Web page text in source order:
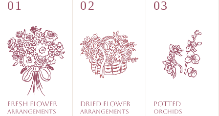
Fresh Flower
Arrangements
Dried Flower
Arrangements
Potted
Orchids